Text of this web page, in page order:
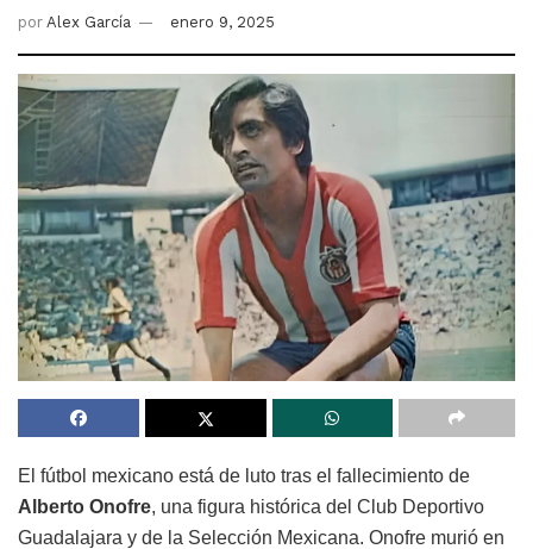
por Alex García enero 9, 2025
El fútbol mexicano está de luto tras el fallecimiento de
Alberto Onofre, una figura histórica del Club Deportivo
Guadalajara y de la Selección Mexicana. Onofre murió en